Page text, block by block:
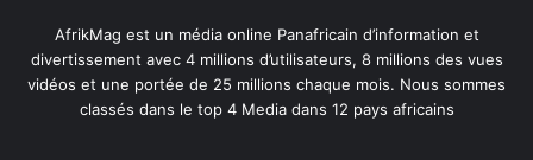
AfrikMag est un média online Panafricain d’information et
divertissement avec 4 millions d’utilisateurs, 8 millions des vues
vidéos et une portée de 25 millions chaque mois. Nous sommes
classés dans le top 4 Media dans 12 pays africains